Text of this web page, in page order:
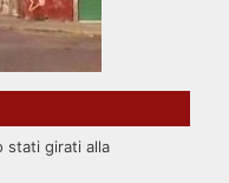
stati girati alla